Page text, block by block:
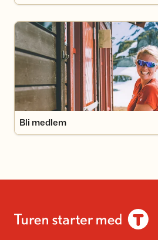
Bli medlem
Bli medlem